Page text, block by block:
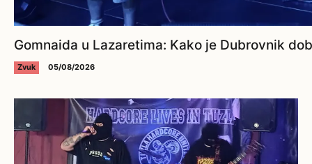
Gomnaida u Lazaretima: Kako je Dubrovnik
Zvuk 05/08/2026